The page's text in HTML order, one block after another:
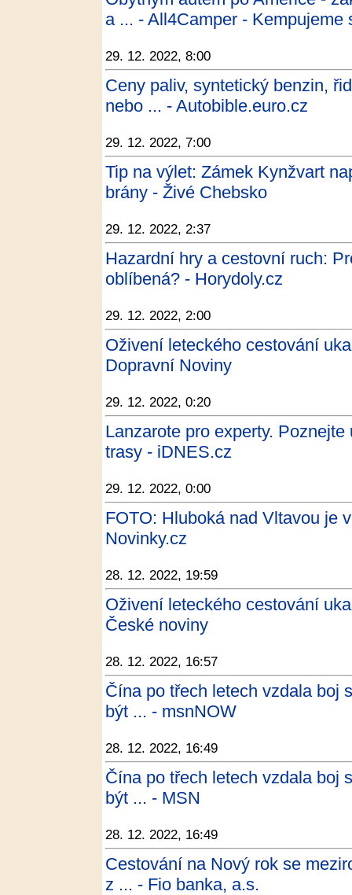
a ... - All4Camper - Kempujeme
29. 12. 2022, 8:00
Ceny paliv, syntetický benzin,
nebo ... - Autobible.euro.cz
29. 12. 2022, 7:00
Tip na výlet: Zámek Kynžvart
brány - Živé Chebsko
29. 12. 2022, 2:37
Hazardní hry a cestovní ruch:
oblíbená? - Horydoly.cz
29. 12. 2022, 2:00
Oživení leteckého cestování
Dopravní Noviny
29. 12. 2022, 0:20
Lanzarote pro experty.
trasy - iDNES.cz
29. 12. 2022, 0:00
FOTO: Hluboká nad Vltavou je
Novinky.cz
28. 12. 2022, 19:59
Oživení leteckého cestování
České noviny
28. 12. 2022, 16:57
Čína po třech letech vzdala boj
být ... - msnNOW
28. 12. 2022, 16:49
Čína po třech letech vzdala boj
být ... - MSN
28. 12. 2022, 16:49
Cestování na Nový rok se
z ... - Fio banka, a.s.